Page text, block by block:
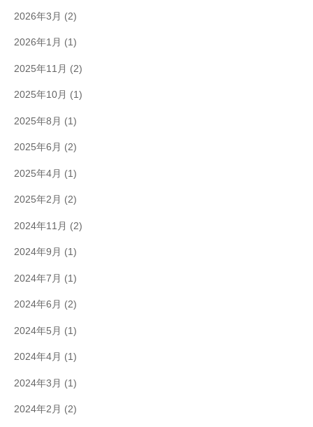
2026年3月 (2)
2026年1月 (1)
2025年11月 (2)
2025年10月 (1)
2025年8月 (1)
2025年6月 (2)
2025年4月 (1)
2025年2月 (2)
2024年11月 (2)
2024年9月 (1)
2024年7月 (1)
2024年6月 (2)
2024年5月 (1)
2024年4月 (1)
2024年3月 (1)
2024年2月 (2)